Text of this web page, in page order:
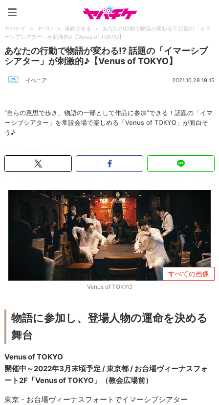
ヤバチケ > ヤバい > 体験できる >
あなたの行動で物語が変わる!? 話題の「イマ
ーシブシアター」が刺激的♪【Venus of TOKYO】
あなたの行動で物語が変わる!? 話題の「イマーシブ
シアター」が刺激的♪【Venus of TOKYO】
イベニア 2021.10.28 19:15
“自らの意思で歩き、物語の一部として作品に参加”できる！話題の「イマ
ーシブシアター」を常設会場で楽しめる「Venus of TOKYO」が面白そ
う♪
すべての画像
Venus of TOKYO
物語に参加し、登場人物の運命を決める
舞台
Venus of TOKYO
開催中～2022年3月末頃予定 / 東京都 / お台場ヴィーナスフォ
ート2F「Venus of TOKYO」（教会広場前）
東京・お台場ヴィーナスフォートでイマーシブシアター